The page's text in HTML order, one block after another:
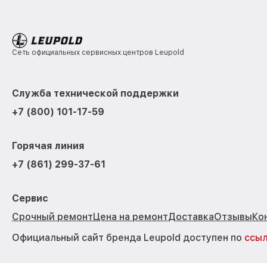
Сеть официальных сервисных центров Leupold
Служба технической поддержки
+7 (800) 101-17-59
Горячая линия
+7 (861) 299-37-61
Сервис
Срочный ремонтЦена на ремонтДоставкаОтзывы
Официальный сайт бренда Leupold доступен по